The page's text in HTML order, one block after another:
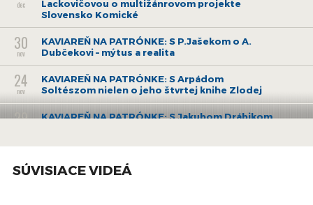
dec
Lackovičovou o multižánrovom projekte
Slovensko Komické
30
nov
KAVIAREŇ NA PATRÓNKE: S P.Jašekom o A.
Dubčekovi – mýtus a realita
24
nov
KAVIAREŇ NA PATRÓNKE: S Arpádom
Soltészom nielen o jeho štvrtej knihe Zlodej
29
KAVIAREŇ NA PATRÓNKE: S Jakubom Drábikom
1
okt
KAVIAREŇ NA PATRÓNKE: S právnikom Milanom
Galandom o Slovenskej národnej rade a jej
SÚVISIACE VIDEÁ